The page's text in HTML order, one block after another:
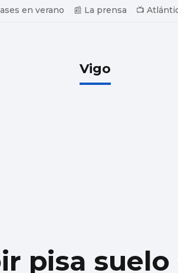
en verano 📰 La prensa 📺
Vigo
pisa